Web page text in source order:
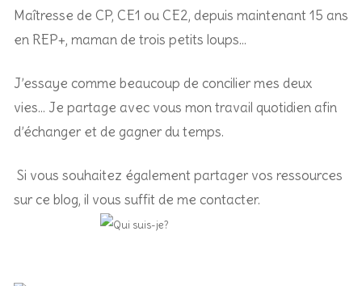
Maîtresse de CP, CE1 ou CE2, depuis maintenant 15 ans
en REP+, maman de trois petits loups…
J’essaye comme beaucoup de concilier mes deux
vies… Je partage avec vous mon travail quotidien afin
d’échanger et de gagner du temps.
Si vous souhaitez également partager vos ressources
sur ce blog, il vous suffit de me contacter.